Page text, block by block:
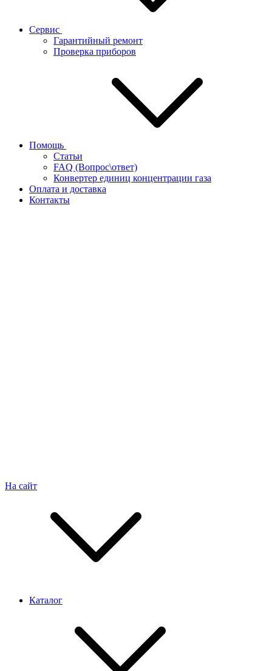
Сервис
Гарантийный ремонт
Проверка приборов
Помощь
Статьи
FAQ (Вопрос\ответ)
Конвертер единиц концентрации газа
Оплата и доставка
Контакты
На сайт
Каталог